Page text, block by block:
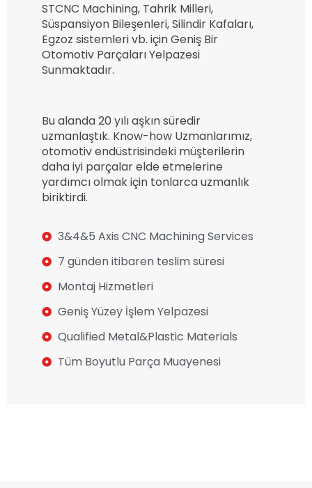
STCNC Machining, Tahrik Milleri,
Süspansiyon Bileşenleri, Silindir Kafaları,
Egzoz sistemleri vb. için Geniş Bir
Otomotiv Parçaları Yelpazesi
Sunmaktadır.
Bu alanda 20 yılı aşkın süredir
uzmanlaştık. Know-how Uzmanlarımız,
otomotiv endüstrisindeki müşterilerin
daha iyi parçalar elde etmelerine
yardımcı olmak için tonlarca uzmanlık
biriktirdi.
3&4&5 Axis CNC Machining Services
7 günden itibaren teslim süresi
Montaj Hizmetleri
Geniş Yüzey İşlem Yelpazesi
Qualified Metal&Plastic Materials
Tüm Boyutlu Parça Muayenesi